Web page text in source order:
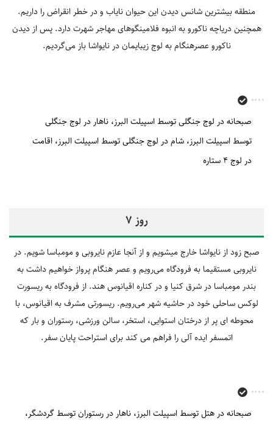
منطقه بیشترین شانس دیدن این حیوان نایاب و در خطر انقراض را داریم.
همچنین دریاچه ناکورو به انبوه فلامینگوهای مهاجر شهرت دارد. پس از دیدن
ناکورو عصرهنگام به لوج زیبایمان در نایواشا باز می‌گردیم.
صبحانه در لوج جنگلی توسط اسپیلت البرز ناهار در لوج جنگلی
توسط اسپیلت البرز شام در لوج جنگلی توسط اسپیلت البرز اقامت
در لوج 4 ستاره
روز 7
صبح زود از نایواشا خارج میشویم و از آنجا عازم نایروبی و مومباسا شویم. در
نایروبی مستقیما به فرودگاه می‌رویم و عصر هنگام پرواز خواهیم داشت به
بندر مومباسا در شرق کنیا و در کناره اقیانوس هند. از فرودگاه به ریسورت
لوکس ساحلی خود در حاشیه شهر می‌رویم. ریسورتی مشرف به اقیانوس، با
محوطه‎ ای پر از درختان استوایی، استخر، سالن ورزشی، رستوران و بار که
اتمسفر ایده‎ آلی را فراهم می‎ کند برای استراحت پایان سفر.
صبحانه در هتل توسط اسپیلت البرز ناهار در رستوران توسط گردشگر